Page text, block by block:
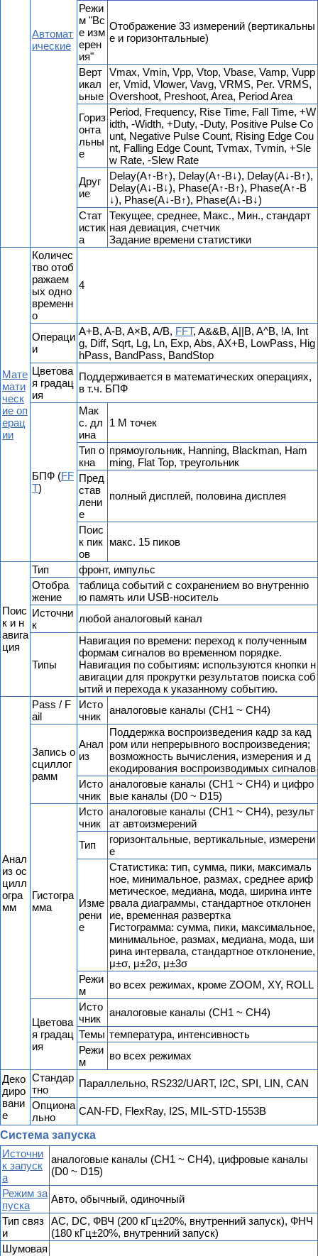
Автомат
ические
Режи
м "Вс
е изм
ерен
ия"
Отображение 33 измерений (вертикальны
е и горизонтальные)
Верт
икал
ьные
Vmax, Vmin, Vpp, Vtop, Vbase, Vamp, Vupp
er, Vmid, Vlower, Vavg, VRMS, Per. VRMS,
Overshoot, Preshoot, Area, Period Area
Гориз
онта
льны
е
Period, Frequency, Rise Time, Fall Time, +W
idth, -Width, +Duty, -Duty, Positive Pulse Co
unt, Negative Pulse Count, Rising Edge Cou
nt, Falling Edge Count, Tvmax, Tvmin, +Sle
w Rate, -Slew Rate
Друг
ие
Delay(A↑-B↑), Delay(A↑-B↓), Delay(A↓-B↑),
Delay(A↓-B↓), Phase(A↑-B↑), Phase(A↑-B
↓), Phase(A↓-B↑), Phase(A↓-B↓)
Стат
истик
а
Текущее, среднее, Макс., Мин., стандарт
ная девиация, счетчик
Задание времени статистики
Мате
мати
ческ
ие оп
ерац
ии
Количес
тво отоб
ражаем
ых одно
временн
о
4
Операци
и
A+B, A-B, A×B, A/B, FFT, A&&B, A||B, A^B, !A, Int
g, Diff, Sqrt, Lg, Ln, Exp, Abs, AX+B, LowPass, Hig
hPass, BandPass, BandStop
Цветова
я градац
ия
Поддерживается в математических операциях,
в т.ч. БПФ
БПФ (FF
T)
Мак
с. дл
ина
1 М точек
Тип о
кна
прямоугольник, Hanning, Blackman, Ham
ming, Flat Top, треугольник
Пред
став
лени
е
полный дисплей, половина дисплея
Поис
к пик
ов
макс. 15 пиков
Поис
к и н
авига
ция
Тип
фронт, импульс
Отобра
жение
таблица событий с сохранением во внутренню
ю память или USB-носитель
Источни
к
любой аналоговый канал
Типы
Навигация по времени: переход к полученным
формам сигналов во временном порядке.
Навигация по событиям: используются кнопки н
авигации для прокрутки результатов поиска соб
ытий и перехода к указанному событию.
Анал
из ос
цилл
огра
мм
Pass / F
ail
Исто
чник
аналоговые каналы (CH1 ~ CH4)
Запись о
сциллог
рамм
Анал
из
Поддержка воспроизведения кадр за кад
ром или непрерывного воспроизведения;
возможность вычисления, измерения и д
екодирования воспроизводимых сигналов
Исто
чник
аналоговые каналы (CH1 ~ CH4) и цифро
вые каналы (D0 ~ D15)
Гистогра
мма
Исто
чник
аналоговые каналы (CH1 ~ CH4), результ
ат автоизмерений
Тип
горизонтальные, вертикальные, измерени
е
Изме
рени
е
Статистика: тип, сумма, пики, максималь
ное, минимальное, размах, среднее ариф
метическое, медиана, мода, ширина инте
рвала диаграммы, стандартное отклонен
ие, временная развертка
Гистограмма: сумма, пики, максимальное,
минимальное, размах, медиана, мода, ши
рина интервала, стандартное отклонение,
μ±σ, μ±2σ, μ±3σ
Режи
м
во всех режимах, кроме ZOOM, XY, ROLL
Цветова
я градац
ия
Исто
чник
аналоговые каналы (CH1 ~ CH4)
Темы температура, интенсивность
Режи
м
во всех режимах
Деко
диро
вани
е
Стандар
тно
Параллельно, RS232/UART, I2C, SPI, LIN, CAN
Опциона
льно
CAN-FD, FlexRay, I2S, MIL-STD-1553B
Система запуска
Источни
к запуск
а
аналоговые каналы (CH1 ~ CH4), цифровые каналы
(D0 ~ D15)
Режим за
пуска
Авто, обычный, одиночный
Тип связ
и
AC, DC, ФВЧ (200 кГц±20%, внутренний запуск), ФНЧ
(180 кГц±20%, внутренний запуск)
Шумовая